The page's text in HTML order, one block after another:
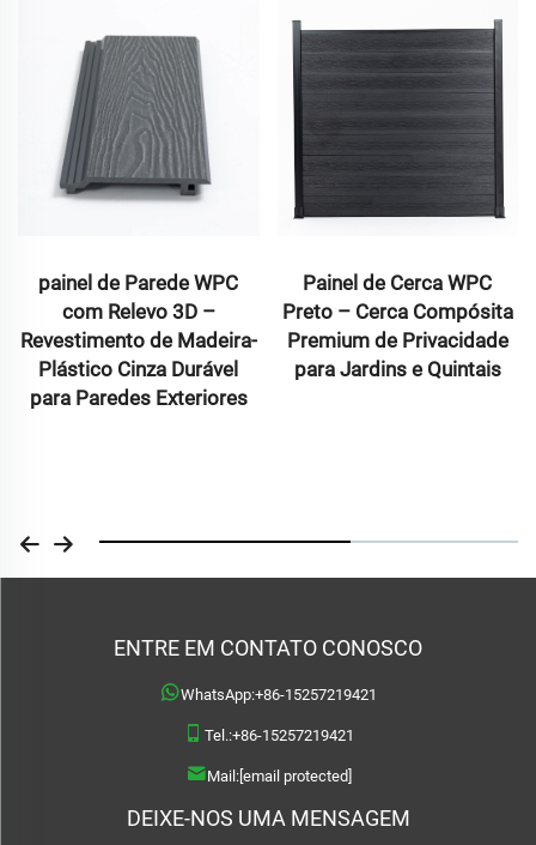
WPC
3D –
Madeira-
Durável
Exteriores
Painel de Cerca WPC
Preto – Cerca Compósita
Premium de Privacidade
para Jardins e Quintais
Decking WPC
Co-Extrusão
Compósitas
de Alto
ENTRE EM CONTATO CONOSCO
WhatsApp:+86-15257219421
Tel.:+86-15257219421
Mail:[email protected]
DEIXE-NOS UMA MENSAGEM